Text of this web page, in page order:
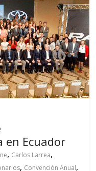
en Ecuador
,Carlos Larrea,
,Convención Anual,
,Toyota
las mejores gestiones
líderes